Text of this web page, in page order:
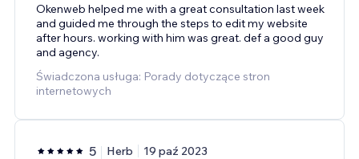
Okenweb helped me with a great consultation last week
and guided me through the steps to edit my website
after hours. working with him was great. def a good guy
and agency.
Świadczona usługa: Porady dotyczące stron
internetowych
5 Herb 19 paź 2023